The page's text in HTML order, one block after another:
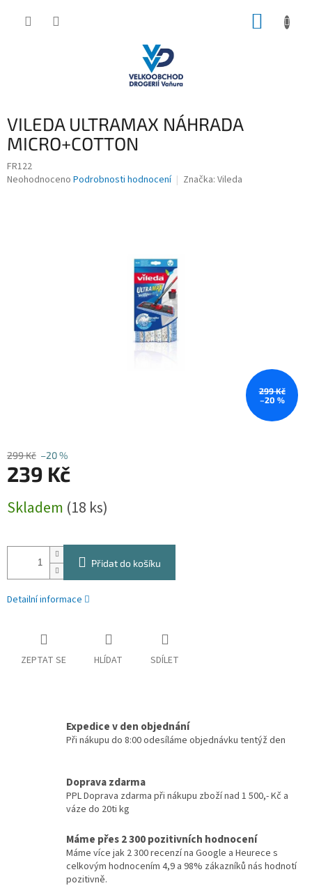
VILEDA ULTRAMAX NÁHRADA
MICRO+COTTON
FR122
Průměrné
Neohodnoceno Podrobnosti hodnocení Značka: Vileda
299 Kč
–20 %
299 Kč –20 %
239 Kč
cena:
Skladem (18 ks)
Přidat do košíku
Detailní informace
ZEPTAT SE HLÍDAT SDÍLET
Expedice v den objednání
Při nákupu do 8:00 odesíláme objednávku tentýž den
Doprava zdarma
PPL Doprava zdarma při nákupu zboží nad 1 500,- Kč a
váze do 20ti kg
Máme přes 2 300 pozitivních hodnocení
Máme více jak 2 300 recenzí na Google a Heurece s
celkovým hodnocením 4,9 a 98% zákazníků nás hodnotí
pozitivně.